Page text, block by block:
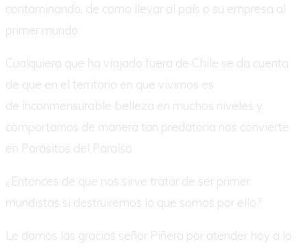
contaminando, de como llevar al país o su empresa al
primer mundo.
Cualquiera que ha viajado fuera de Chile se da cuenta
de que en el territorio en que vivimos es
de inconmensurable belleza en muchos niveles y
comportarnos de manera tan predatoria nos convierte
en Parásitos del Paraíso.
¿Entonces de que nos sirve tratar de ser primer
mundistas si destruiremos lo que somos por ello?
Le damos las gracias señor Piñera por atender hoy a lo